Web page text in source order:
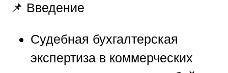
📌 Введение
Судебная бухгалтерская
экспертиза в коммерческих